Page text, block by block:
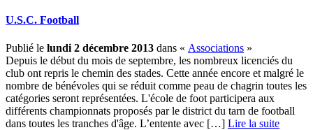
U.S.C. Football
Publié le lundi 2 décembre 2013 dans « Associations »
Depuis le début du mois de septembre, les nombreux licenciés du
club ont repris le chemin des stades. Cette année encore et malgré le
nombre de bénévoles qui se réduit comme peau de chagrin toutes les
catégories seront représentées. L'école de foot participera aux
différents championnats proposés par le district du tarn de football
dans toutes les tranches d'âge. L’entente avec […] ­ Lire la suite